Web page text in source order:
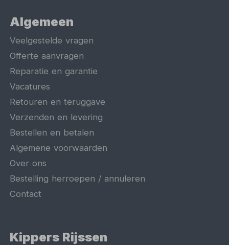
Algemeen
Veelgestelde vragen
Offerte aanvragen
Reparatie en garantie
Vacatures
Retouren en teruggave
Verzenden en levering
Bestellen en betalen
Algemene voorwaarden
Over ons
Bestelling herroepen / annuleren
Contact
Kippers Rijssen